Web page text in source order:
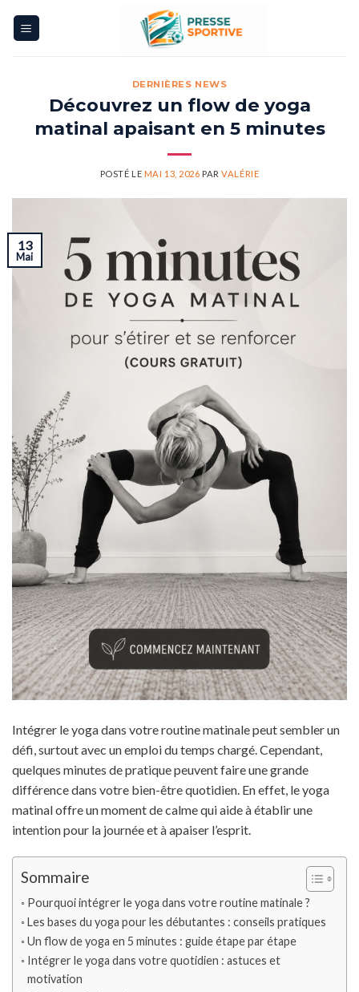
DERNIÈRES NEWS
Découvrez un flow de yoga
matinal apaisant en 5 minutes
POSTÉ LE MAI 13, 2026 PARVALÉRIE
13
Mai
Intégrer le yoga dans votre routine matinale peut sembler un
défi, surtout avec un emploi du temps chargé. Cependant,
quelques minutes de pratique peuvent faire une grande
différence dans votre bien-être quotidien. En effet, le yoga
matinal offre un moment de calme qui aide à établir une
intention pour la journée et à apaiser l’esprit.
Sommaire
Pourquoi intégrer le yoga dans votre routine matinale ?
Les bases du yoga pour les débutantes : conseils pratiques
Un flow de yoga en 5 minutes : guide étape par étape
Intégrer le yoga dans votre quotidien : astuces et
motivation